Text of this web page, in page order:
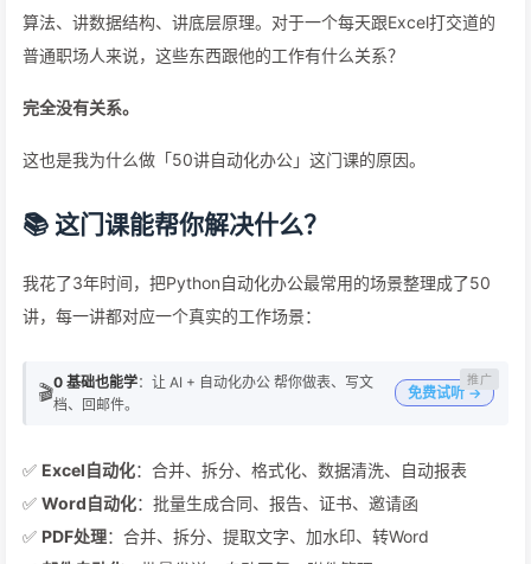
算法、讲数据结构、讲底层原理。对于一个每天跟Excel打交道的
普通职场人来说，这些东西跟他的工作有什么关系？
完全没有关系。
这也是我为什么做「50讲自动化办公」这门课的原因。
📚 这门课能帮你解决什么？
我花了3年时间，把Python自动化办公最常用的场景整理成了50
讲，每一讲都对应一个真实的工作场景：
🎬0 基础也能学：让 AI + 自动化办公 帮你做表、写文
档、回邮件。
免费试听 →
✅ Excel自动化：合并、拆分、格式化、数据清洗、自动报表
✅ Word自动化：批量生成合同、报告、证书、邀请函
✅ PDF处理：合并、拆分、提取文字、加水印、转Word